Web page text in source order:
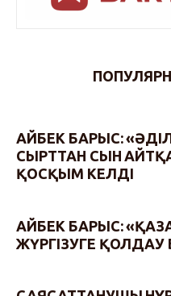
АЙБЕК БАРЫС:
СЫРТТАН СЫН
ҚОСҚЫМ КЕЛДІ
АЙБЕК БАРЫС:
ЖҮРГІЗУГЕ ҚОЛДАУ